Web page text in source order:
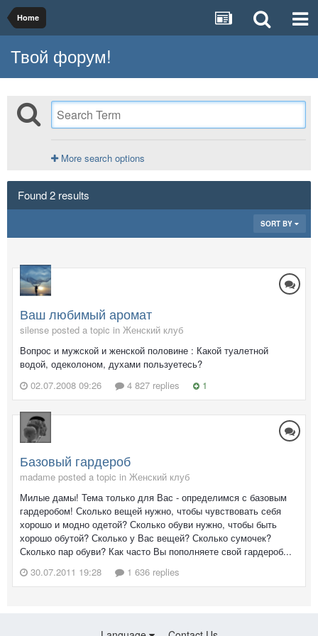
Home
Твой форум!
More search options
Found 2 results
SORT BY
Ваш любимый аромат
silense posted a topic in Женский клуб
Вопрос и мужской и женской половине : Какой туалетной
водой, одеколоном, духами пользуетесь?
02.07.2008 09:26
4 827 replies 1
Базовый гардероб
madame posted a topic in Женский клуб
Милые дамы! Тема только для Вас - определимся с базовым
гардеробом! Сколько вещей нужно, чтобы чувствовать себя
хорошо и модно одетой? Сколько обуви нужно, чтобы быть
хорошо обутой? Сколько у Вас вещей? Сколько сумочек?
Сколько пар обуви? Как часто Вы пополняете свой гардероб...
30.07.2011 19:28
1 636 replies